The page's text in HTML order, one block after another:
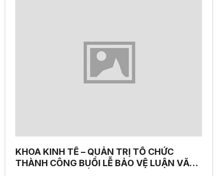
KHOA KINH TẾ – QUẢN TRỊ TỔ CHỨC
THÀNH CÔNG BUỔI LỄ BẢO VỆ LUẬN VĂN